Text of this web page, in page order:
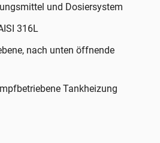
und Dosiersystem
316L
nach unten öffnende
Tankheizung